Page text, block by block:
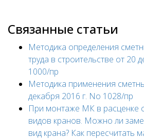
Связанные статьи
Методика определения
труда в строительстве от 20
1000/пр
Методика применения
декабря 2016 г. No 1028/пр
При монтаже МК в расценке
видов кранов. Можно ли
вид крана? Как пересчитать